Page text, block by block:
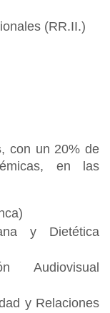
(RR.II.)
, con un 20% de
en las
y Dietética
Audiovisual
y Relaciones